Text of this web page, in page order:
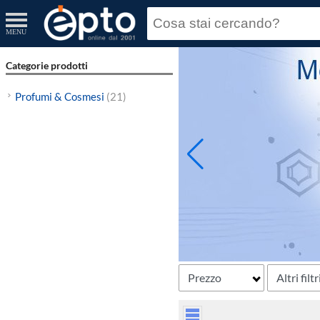
MENU
Categorie prodotti
Profumi & Cosmesi (21)
Prezzo Altri